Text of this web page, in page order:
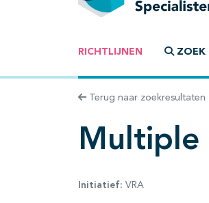
RICHTLIJNEN ZOEK
Terug naar zoekresultaten
Multiple
Initiatief: VRA